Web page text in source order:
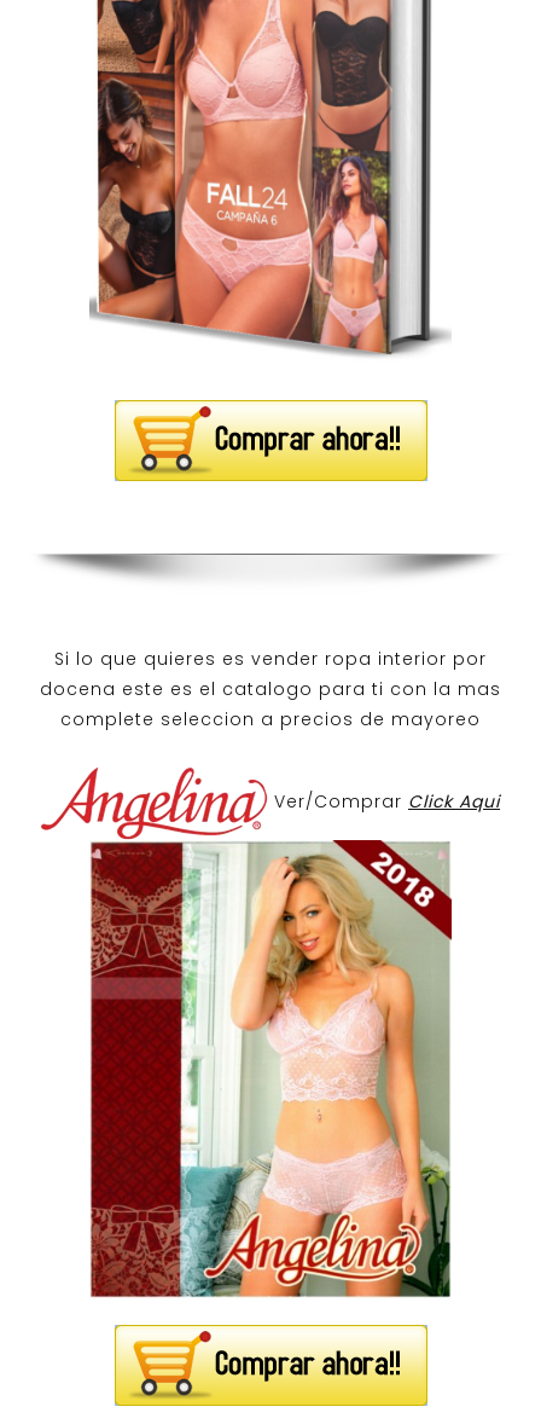
Si lo que quieres es vender ropa interior por
docena este es el catalogo para ti con la mas
complete seleccion a precios de mayoreo
Ver/Comprar Click Aqui